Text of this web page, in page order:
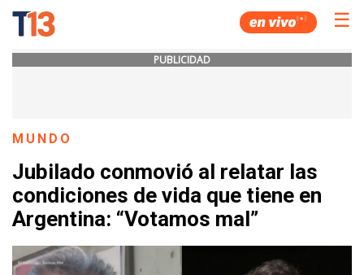
☰
PUBLICIDAD
MUNDO
Jubilado conmovió al relatar las
condiciones de vida que tiene en
Argentina: “Votamos mal”